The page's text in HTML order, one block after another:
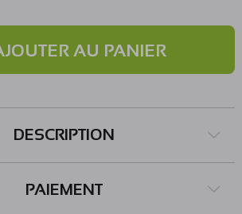
A l'instar d'une carte
avec les broches du
effectuée en Python, le langage le
périphériques sans fil depuis ses
une mémoire flash haute
AU PANIER
DESCRIPTION
PAIEMENT